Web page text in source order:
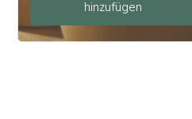
hinzufügen